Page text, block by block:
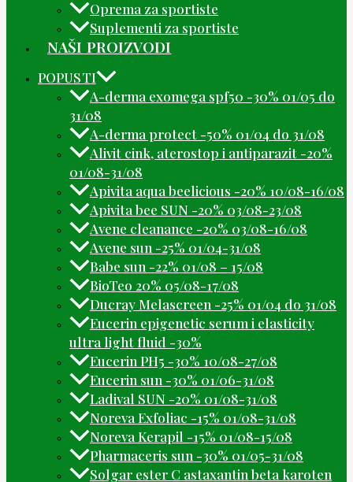
Oprema za sportiste
Suplementi za sportiste
NAŠI PROIZVODI
POPUSTI
A-derma exomega spf50 -30% 01/05 do
31/08
A-derma protect -50% 01/04 do 31/08
Alivit cink, aterostop i antiparazit -20%
01/08-31/08
Apivita aqua beelicious -20% 10/08-16/08
Apivita bee SUN -20% 03/08-23/08
Avene cleanance -20% 03/08-16/08
Avene sun -25% 01/04-31/08
Babe sun -22% 01/08 – 15/08
BioTeo 20% 05/08-17/08
Ducray Melascreen -25% 01/04 do 31/08
Eucerin epigenetic serum i elasticity
ultra light fluid -30%
Eucerin PH5 -30% 10/08-27/08
Eucerin sun -30% 01/06-31/08
Ladival SUN -20% 01/08-31/08
Noreva Exfoliac -15% 01/08-31/08
Noreva Kerapil -15% 01/08-15/08
Pharmaceris sun -30% 01/05-31/08
Solgar ester C astaxantin beta karoten